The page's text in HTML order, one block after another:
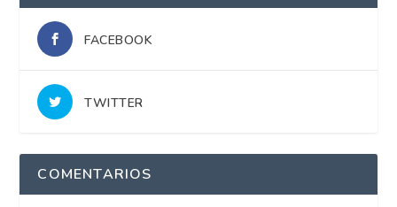
FACEBOOK
TWITTER
COMENTARIOS